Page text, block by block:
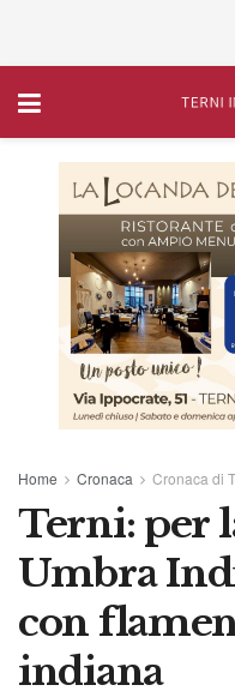
Home Cronaca Cronaca di
Terni: per
Umbra
con
indiana